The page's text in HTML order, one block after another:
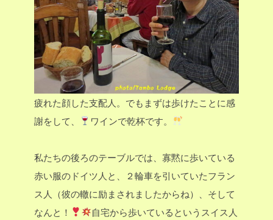
疲れた顔した支配人。でもまずは歩けたことに感
謝をして、
ワインで乾杯です。
私たちの後ろのテーブルでは、寡黙に歩いている
赤い服のドイツ人と、２輪車を引いていたフラン
ス人（彼の轍に励まされましたからね）、そして
なんと！
自宅から歩いているというスイス人